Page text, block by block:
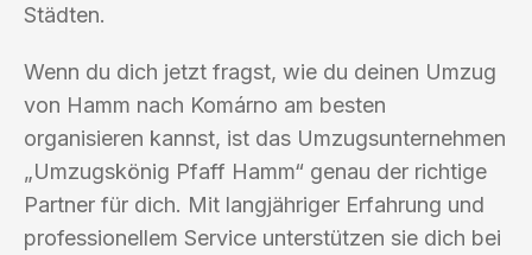
Städten.
Wenn du dich jetzt fragst, wie du deinen Umzug
von Hamm nach Komárno am besten
organisieren kannst, ist das Umzugsunternehmen
„Umzugskönig Pfaff Hamm“ genau der richtige
Partner für dich. Mit langjähriger Erfahrung und
professionellem Service unterstützen sie dich bei